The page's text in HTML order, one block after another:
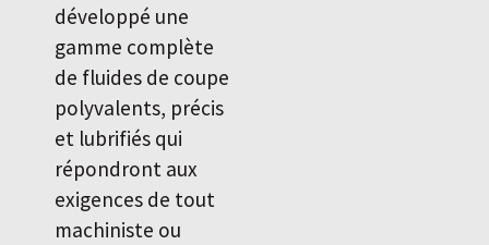
développé une
gamme complète
de fluides de coupe
polyvalents, précis
et lubrifiés qui
répondront aux
exigences de tout
machiniste ou